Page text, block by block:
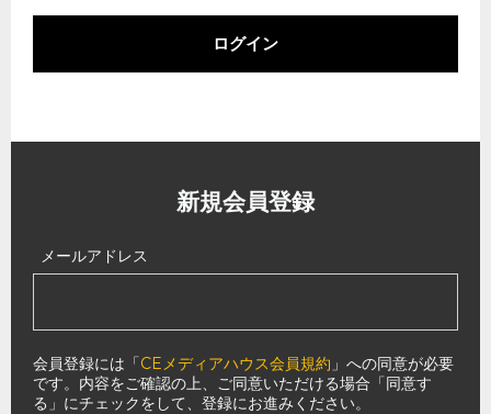
ログイン
新規会員登録
メールアドレス
会員登録には「CEメディアハウス会員規約 」への同意が必要
です。内容をご確認の上、ご同意いただける場合「同意す
る」にチェックをして、登録にお進みください。